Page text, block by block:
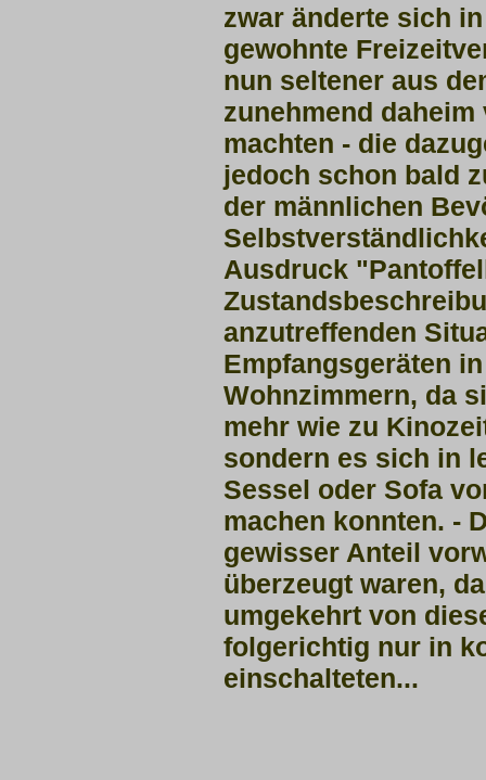
zwar änderte sich
gewohnte
nun seltener aus
zunehmend daheim
machten - die
jedoch schon bald
der männlichen
Ausdruck
anzutreffenden
Empfangsgeräten
Wohnzimmern, da
mehr wie zu
sondern es sich in
Sessel oder Sofa
machen konnten. -
gewisser Anteil
überzeugt waren,
umgekehrt von
folgerichtig nur in
einschalteten...